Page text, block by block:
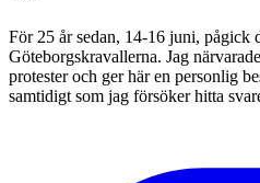
För 25 år sedan, 14-16 juni, pågick
Göteborgskravallerna. Jag
protester och ger här en personlig
samtidigt som jag försöker hitta